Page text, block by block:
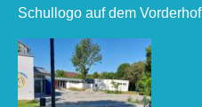
Schullogo auf dem Vorderhof